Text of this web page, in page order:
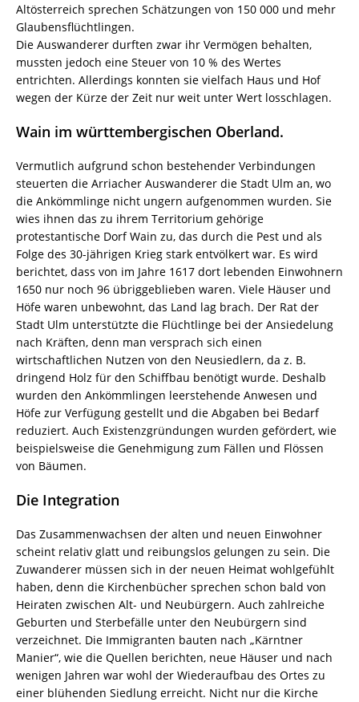
Altösterreich sprechen Schätzungen von 150 000 und mehr
Glaubensflüchtlingen.
Die Auswanderer durften zwar ihr Vermögen behalten,
mussten jedoch eine Steuer von 10 % des Wertes
entrichten. Allerdings konnten sie vielfach Haus und Hof
wegen der Kürze der Zeit nur weit unter Wert losschlagen.
Wain im württembergischen Oberland.
Vermutlich aufgrund schon bestehender Verbindungen
steuerten die Arriacher Auswanderer die Stadt Ulm an, wo
die Ankömmlinge nicht ungern aufgenommen wurden. Sie
wies ihnen das zu ihrem Territorium gehörige
protestantische Dorf Wain zu, das durch die Pest und als
Folge des 30-jährigen Krieg stark entvölkert war. Es wird
berichtet, dass von im Jahre 1617 dort lebenden Einwohnern
1650 nur noch 96 übriggeblieben waren. Viele Häuser und
Höfe waren unbewohnt, das Land lag brach. Der Rat der
Stadt Ulm unterstützte die Flüchtlinge bei der Ansiedelung
nach Kräften, denn man versprach sich einen
wirtschaftlichen Nutzen von den Neusiedlern, da z. B.
dringend Holz für den Schiffbau benötigt wurde. Deshalb
wurden den Ankömmlingen leerstehende Anwesen und
Höfe zur Verfügung gestellt und die Abgaben bei Bedarf
reduziert. Auch Existenzgründungen wurden gefördert, wie
beispielsweise die Genehmigung zum Fällen und Flössen
von Bäumen.
Die Integration
Das Zusammenwachsen der alten und neuen Einwohner
scheint relativ glatt und reibungslos gelungen zu sein. Die
Zuwanderer müssen sich in der neuen Heimat wohlgefühlt
haben, denn die Kirchenbücher sprechen schon bald von
Heiraten zwischen Alt- und Neubürgern. Auch zahlreiche
Geburten und Sterbefälle unter den Neubürgern sind
verzeichnet. Die Immigranten bauten nach „Kärntner
Manier“, wie die Quellen berichten, neue Häuser und nach
wenigen Jahren war wohl der Wiederaufbau des Ortes zu
einer blühenden Siedlung erreicht. Nicht nur die Kirche